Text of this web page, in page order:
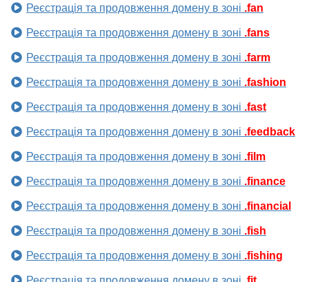
Реєстрація та продовження домену в зоні .fan
Реєстрація та продовження домену в зоні .fans
Реєстрація та продовження домену в зоні .farm
Реєстрація та продовження домену в зоні .fashion
Реєстрація та продовження домену в зоні .fast
Реєстрація та продовження домену в зоні .feedback
Реєстрація та продовження домену в зоні .film
Реєстрація та продовження домену в зоні .finance
Реєстрація та продовження домену в зоні .financial
Реєстрація та продовження домену в зоні .fish
Реєстрація та продовження домену в зоні .fishing